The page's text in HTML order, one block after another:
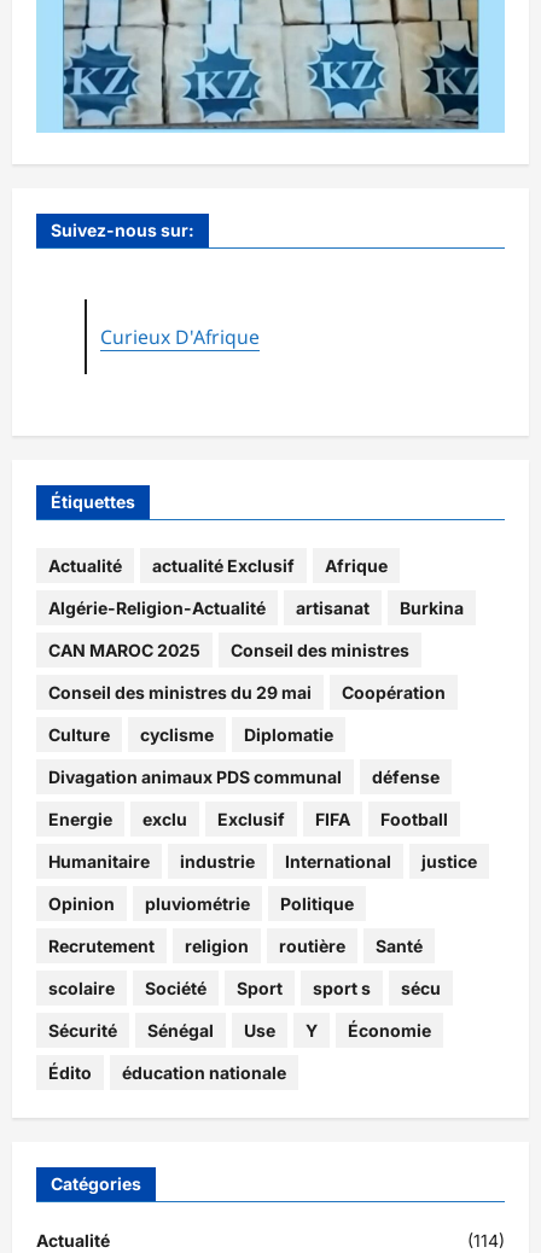
Suivez-nous sur:
Curieux D'Afrique
Étiquettes
Actualité actualité Exclusif Afrique
Algérie-Religion-Actualité artisanat Burkina
CAN MAROC 2025 Conseil des ministres
Conseil des ministres du 29 mai Coopération
Culture cyclisme Diplomatie
Divagation animaux PDS communal défense
Energie exclu Exclusif FIFA Football
Humanitaire industrie International justice
Opinion pluviométrie Politique
Recrutement religion routière Santé
scolaire Société Sport sport s sécu
Sécurité Sénégal Use Y Économie
Édito éducation nationale
Catégories
Actualité (114)